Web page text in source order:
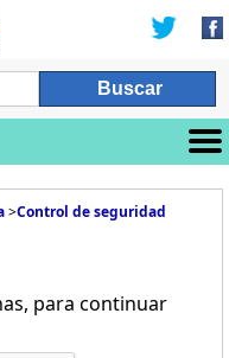
>Control de seguridad
para continuar